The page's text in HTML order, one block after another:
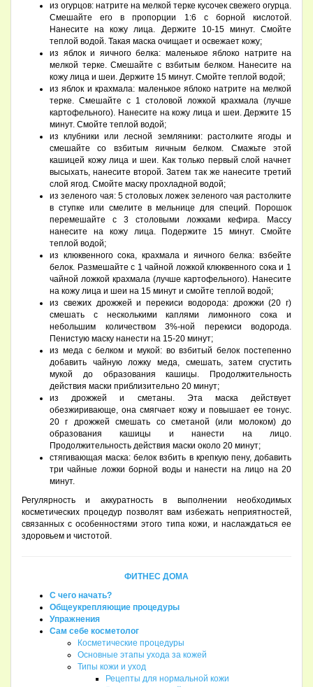
из огурцов: натрите на мелкой терке кусочек свежего огурца.
Смешайте его в пропорции 1:6 с борной кислотой.
Нанесите на кожу лица. Держите 10-15 минут. Смойте
теплой водой. Такая маска очищает и освежает кожу;
из яблок и яичного белка: маленькое яблоко натрите на
мелкой терке. Смешайте с взбитым белком. Нанесите на
кожу лица и шеи. Держите 15 минут. Смойте теплой водой;
из яблок и крахмала: маленькое яблоко натрите на мелкой
терке. Смешайте с 1 столовой ложкой крахмала (лучше
картофельного). Нанесите на кожу лица и шеи. Держите 15
минут. Смойте теплой водой;
из клубники или лесной земляники: растолките ягоды и
смешайте со взбитым яичным белком. Смажьте этой
кашицей кожу лица и шеи. Как только первый слой начнет
высыхать, нанесите второй. Затем так же нанесите третий
слой ягод. Смойте маску прохладной водой;
из зеленого чая: 5 столовых ложек зеленого чая растолките
в ступке или смелите в мельнице для специй. Порошок
перемешайте с 3 столовыми ложками кефира. Массу
нанесите на кожу лица. Подержите 15 минут. Смойте
теплой водой;
из клюквенного сока, крахмала и яичного белка: взбейте
белок. Размешайте с 1 чайной ложкой клюквенного сока и 1
чайной ложкой крахмала (лучше картофельного). Нанесите
на кожу лица и шеи на 15 минут и смойте теплой водой;
из свежих дрожжей и перекиси водорода: дрожжи (20 г)
смешать с несколькими каплями лимонного сока и
небольшим количеством 3%-ной перекиси водорода.
Пенистую маску нанести на 15-20 минут;
из меда с белком и мукой: во взбитый белок постепенно
добавить чайную ложку меда, смешать, затем сгустить
мукой до образования кашицы. Продолжительность
действия маски приблизительно 20 минут;
из дрожжей и сметаны. Эта маска действует
обезжиривающе, она смягчает кожу и повышает ее тонус.
20 г дрожжей смешать со сметаной (или молоком) до
образования кашицы и нанести на лицо.
Продолжительность действия маски около 20 минут;
стягивающая маска: белок взбить в крепкую пену, добавить
три чайные ложки борной воды и нанести на лицо на 20
минут.
Регулярность и аккуратность в выполнении необходимых
косметических процедур позволят вам избежать неприятностей,
связанных с особенностями этого типа кожи, и наслаждаться ее
здоровьем и чистотой.
ФИТНЕС ДОМА
С чего начать?
Общеукрепляющие процедуры
Упражнения
Сам себе косметолог
Косметические процедуры
Основные этапы ухода за кожей
Типы кожи и уход
Рецепты для нормальной кожи